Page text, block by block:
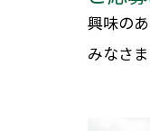
興味の
みなさ